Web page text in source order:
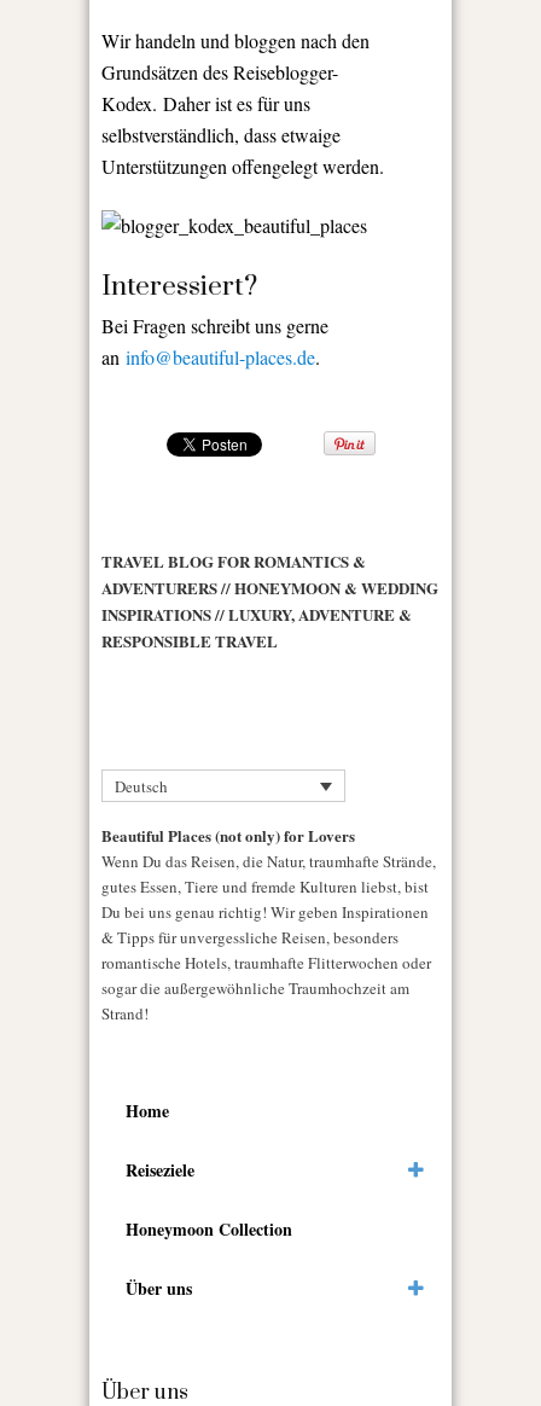
Wir handeln und bloggen nach den
Grundsätzen des Reiseblogger-
Kodex. Daher ist es für uns
selbstverständlich, dass etwaige
Unterstützungen offengelegt werden.
Interessiert?
Bei Fragen schreibt uns gerne
an info@beautiful-places.de.
TRAVEL BLOG FOR ROMANTICS &
ADVENTURERS // HONEYMOON & WEDDING
INSPIRATIONS // LUXURY, ADVENTURE &
RESPONSIBLE TRAVEL
Deutsch
Beautiful Places (not only) for Lovers
Wenn Du das Reisen, die Natur, traumhafte Strände,
gutes Essen, Tiere und fremde Kulturen liebst, bist
Du bei uns genau richtig! Wir geben Inspirationen
& Tipps für unvergessliche Reisen, besonders
romantische Hotels, traumhafte Flitterwochen oder
sogar die außergewöhnliche Traumhochzeit am
Strand!
Home
Reiseziele
Honeymoon Collection
Über uns
Über uns